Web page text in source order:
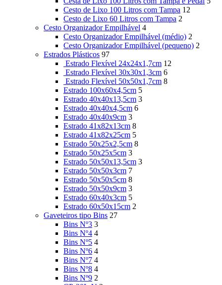
Cesto de Lixo 100 Litros com Tampa 12
Cesto de Lixo 60 Litros com Tampa 2
Cesto Organizador Empilhável 4
Cesto Organizador Empilhável (médio) 2
Cesto Organizador Empilhável (pequeno) 2
Estrados Plásticos 97
Estrado Flexível 24x24x1,7cm 12
Estrado Flexível 30x30x1,3cm 6
Estrado Flexível 50x50x1,7cm 8
Estrado 100x60x4,5cm 5
Estrado 40x40x13,5cm 3
Estrado 40x40x4,5cm 6
Estrado 40x40x9cm 3
Estrado 41x82x13cm 8
Estrado 41x82x25cm 5
Estrado 50x25x2,5cm 8
Estrado 50x25x5cm 3
Estrado 50x50x13,5cm 3
Estrado 50x50x3cm 7
Estrado 50x50x5cm 8
Estrado 50x50x9cm 3
Estrado 60x40x3cm 5
Estrado 60x50x15cm 2
Gaveteiros tipo Bins 27
Bins Nº3 3
Bins Nº4 4
Bins Nº5 4
Bins Nº6 4
Bins Nº7 4
Bins Nº8 4
Bins Nº9 2